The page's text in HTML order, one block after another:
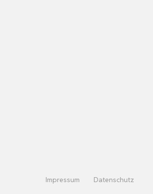
Impressum Datenschutz